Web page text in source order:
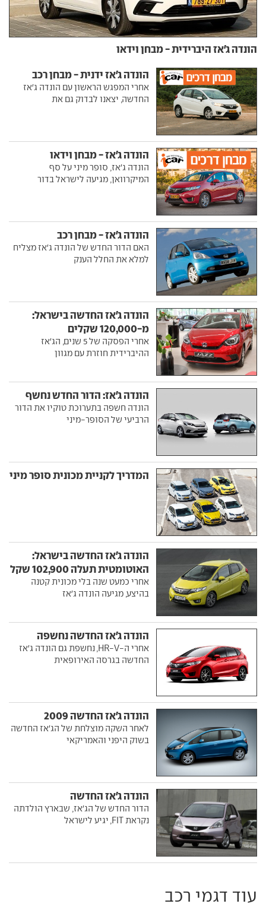
הונדה ג'אז היברידית - מבחן וידאו
הונדה ג'אז ידנית - מבחן רכב
אחרי המפגש הראשון עם הונדה ג'אז
החדשה, יצאנו לבדוק גם את
הונדה ג'אז - מבחן וידאו
הונדה ג'אז, סופר מיני על סף
המיקרוואן, מגיעה לישראל בדור
הונדה ג'אז - מבחן רכב
האם הדור החדש של הונדה ג'אז מצליח
למלא את החלל הענק
הונדה ג'אז החדשה בישראל:
מ-120,000 שקלים
אחרי הפסקה של 5 שנים, הג'אז
ההיברידית חוזרת עם מגוון
הונדה ג'אז: הדור החדש נחשף
הונדה חשפה בתערוכת טוקיו את הדור
הרביעי של הסופר-מיני
המדריך לקניית מכונית סופר מיני
הונדה ג'אז החדשה בישראל:
האוטומטית תעלה 102,900 שקל
אחרי כמעט שנה בלי מכונית קטנה
בהיצע, מגיעה הונדה ג'אז
הונדה ג'אז החדשה נחשפה
אחרי ה-HR-V, נחשפת גם הונדה ג'אז
החדשה בגרסה האירופאית
הונדה ג'אז החדשה 2009
לאחר השקה מוצלחת של הג'אז החדשה
בשוק היפני והאמריקאי
הונדה ג'אז החדשה
הדור החדש של הג'אז, שבארץ הולדתה
נקראת FIT, יגיע לישראל
עוד דגמי רכב